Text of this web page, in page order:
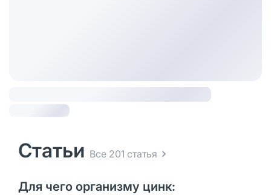
Статьи Все 201 статья
Для чего организму цинк: